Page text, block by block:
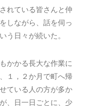
れている皆さんと仲
しながら、話を伺っ
う日々が続いた。
かかる長大な作業に
１，２か月で町へ帰
ている人の方が多か
、日一日ごとに、少